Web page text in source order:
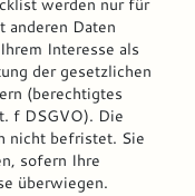
anderen Daten
Interesse als
der gesetzlichen
(berechtigtes
f DSGVO). Die
nicht befristet. Sie
sofern Ihre
überwiegen.